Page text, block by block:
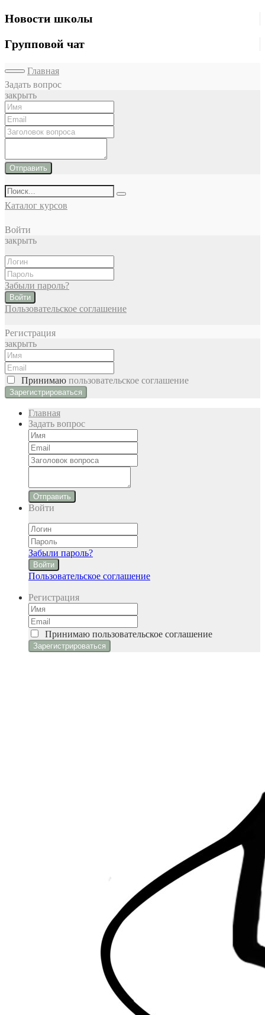
Новости школы
Групповой чат
Главная
Задать вопрос
закрыть
Отправить
Каталог курсов
Войти
закрыть
Забыли пароль?
Войти
Пользовательское соглашение
Регистрация
закрыть
Принимаю пользовательское соглашение
Главная
Задать вопрос
Отправить
Войти
Забыли пароль?
Войти
Пользовательское соглашение
Регистрация
Принимаю пользовательское соглашение